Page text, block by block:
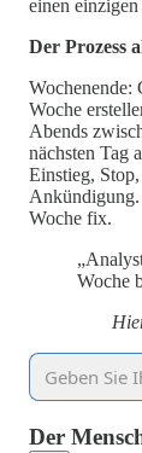
einen
Der Prozess
Wochenende:
Woche
Abends
nächsten Tag
Einstieg,
Ankündigung.
Woche fix.
Woche
Der